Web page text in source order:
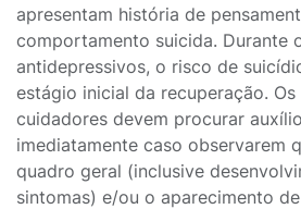
apresentam história de
comportamento suicida. Durante
antidepressivos, o risco de
estágio inicial da recuperação.
cuidadores devem procurar
imediatamente caso observarem
quadro geral (inclusive
sintomas) e/ou o aparecimento